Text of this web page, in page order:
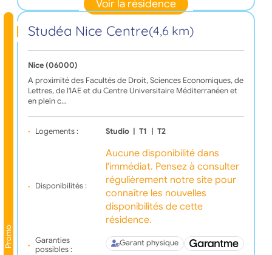
Voir la résidence
Promo
Studéa Nice Centre(4,6 km)
Nice (06000)
A proximité des Facultés de Droit, Sciences Economiques, de
Lettres, de l'IAE et du Centre Universitaire Méditerranéen et
en plein c…
Logements : Studio | T1 | T2
Disponibilités :
Aucune disponibilité dans
l'immédiat. Pensez à consulter
régulièrement notre site pour
connaître les nouvelles
disponibilités de cette
résidence.
Garanties
possibles :
Garant physique